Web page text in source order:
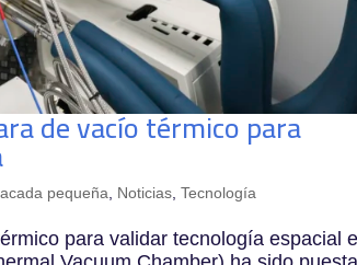
de vacío térmico para
pequeña Noticias ,Tecnología
para validar tecnología espacial